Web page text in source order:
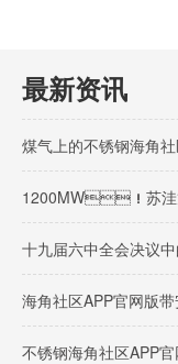
最新资讯
煤气上的不锈钢海角
1200MW！苏洼龙
十九届六中全会决议
海角社区APP官网版
不锈钢海角社区APP